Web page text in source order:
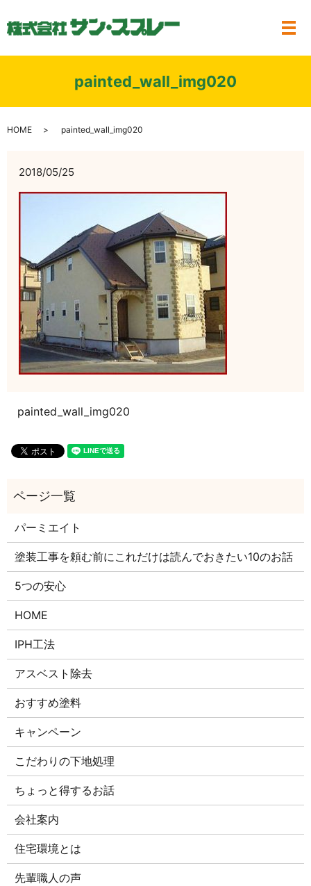
メ
painted_wall_img020
HOME painted_wall_img020
2018/05/25
painted_wall_img020
パーミエイト
塗装工事を頼む前にこれだけは読んでおきたい10のお話
5つの安心
HOME
IPH工法
アスベスト除去
おすすめ塗料
キャンペーン
こだわりの下地処理
ちょっと得するお話
会社案内
住宅環境とは
先輩職人の声